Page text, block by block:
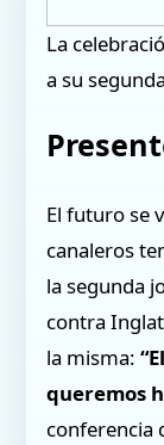
La
a su
El futuro se
canaleros
la segunda
contra
la misma:
queremos
conferencia